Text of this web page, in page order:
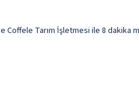
Tarım İşletmesi ile 8 dakika